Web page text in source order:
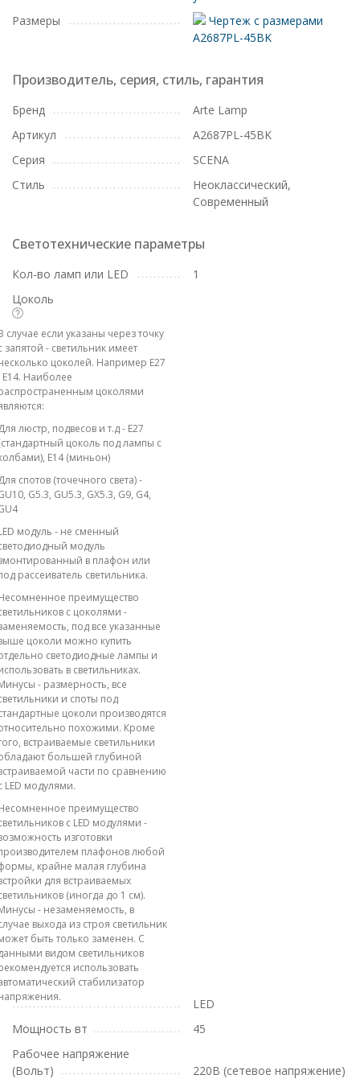
Размеры
Чертеж с размерами
A2687PL-45BK
Производитель, серия, стиль, гарантия
Бренд
Arte Lamp
Артикул
A2687PL-45BK
Серия
SCENA
Стиль
Неоклассический,
Современный
Светотехнические параметры
Кол-во ламп или LED
1
Цоколь
случае если указаны через точку
запятой - светильник имеет
цоколей. Например E27
E14. Наиболее
цоколями
люстр, подвесов и т.д - E27
цоколь под лампы с
E14 (миньон)
спотов (точечного света) -
G5.3, GU5.3, GX5.3, G9, G4,
модуль - не сменный
модуль
в плафон или
рассеиватель светильника.
преимущество
с цоколями -
под все указанные
цоколи можно купить
светодиодные лампы и
в светильниках.
- размерность, все
и споты под
цоколи производятся
похожими. Кроме
встраиваемые светильники
большей глубиной
части по сравнению
LED модулями.
преимущество
с LED модулями -
изготовки
плафонов любой
крайне малая глубина
для встраиваемых
(иногда до 1 см).
- незаменяемость, в
выхода из строя светильник
быть только заменен. С
видом светильников
использовать
стабилизатор
LED
Мощность вт
45
Рабочее напряжение
(Вольт)
220В (сетевое напряжение)